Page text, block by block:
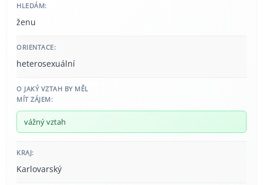
HLEDÁM:
ženu
ORIENTACE:
heterosexuální
O JAKÝ VZTAH BY MĚL
MÍT ZÁJEM:
vážný vztah
KRAJ:
Karlovarský